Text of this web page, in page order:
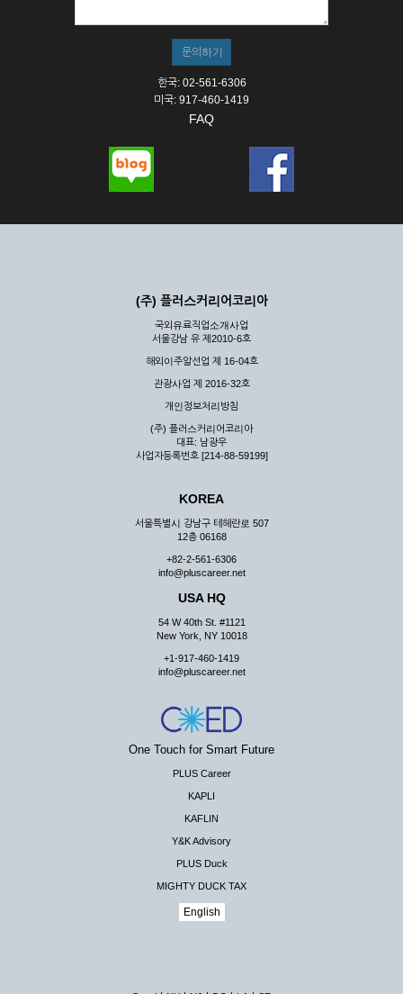
한국: 02-561-6306
미국: 917-460-1419
FAQ
(주) 플러스커리어코리아
국외유료직업소개사업
서울강남 유 제2010-6호
해외이주알선업 제 16-04호
관광사업 제 2016-32호
개인정보처리방침
(주) 플러스커리어코리아
대표: 남광우
사업자등록번호 [214-88-59199]
KOREA
서울특별시 강남구 테헤란로 507
12층 06168
+82-2-561-6306
info@pluscareer.net
USA HQ
54 W 40th St. #1121
New York, NY 10018
+1-917-460-1419
info@pluscareer.net
One Touch for Smart Future
PLUS Career
KAPLI
KAFLIN
Y&K Advisory
PLUS Duck
MIGHTY DUCK TAX
English